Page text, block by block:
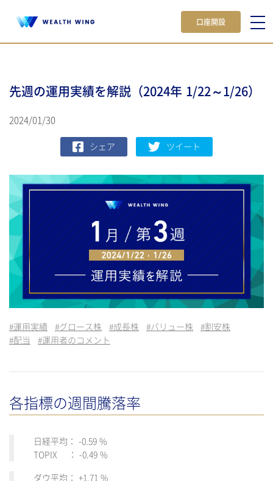
口座開設
先週の運用実績を解説（2024年 1/22～1/26）
2024/01/30
シェア ツイート
#運用実績 #グロース株 #成長株 #バリュー株 #割安株
#配当 #運用者のコメント
各指標の週間騰落率
日経平均： -0.59 %
TOPIX ： -0.49 %
ダウ平均： +1.71 %